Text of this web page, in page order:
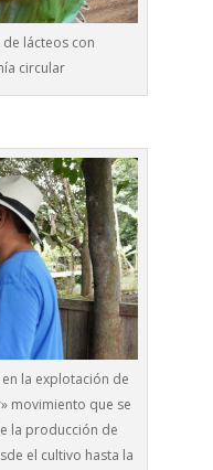
lácteos con
circular
en la explotación de
movimiento que se
la producción de
el cultivo hasta la